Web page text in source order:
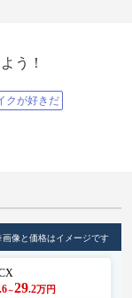
う！
クが好きだ
像と価格はイメージです
～29.2万円